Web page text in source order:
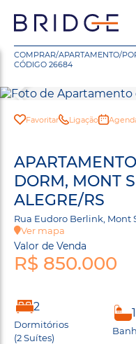
COMPRAR/APARTAMENTO/
CÓDIGO 26684
Favoritar Ligação
DORM, MONT
ALEGRE/RS
Rua Eudoro Berlink, Mont
Ver mapa
Valor de Venda
R$ 850.000
2
Dormitórios
(2 Suítes)
1